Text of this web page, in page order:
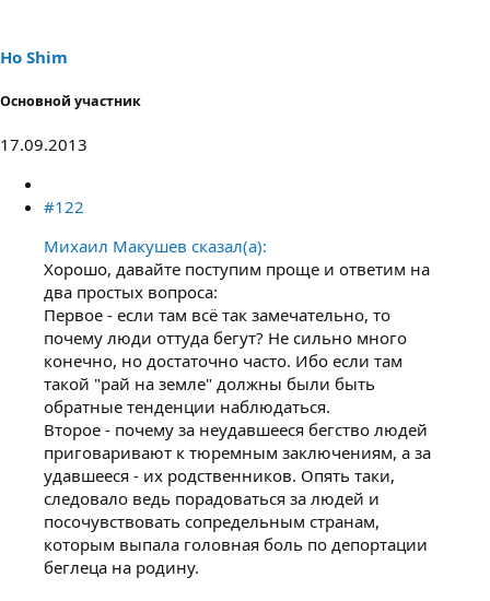
Ho Shim
Основной участник
17.09.2013
#122
Михаил Макушев сказал(а):
Хорошо, давайте поступим проще и ответим на
два простых вопроса:
Первое - если там всё так замечательно, то
почему люди оттуда бегут? Не сильно много
конечно, но достаточно часто. Ибо если там
такой "рай на земле" должны были быть
обратные тенденции наблюдаться.
Второе - почему за неудавшееся бегство людей
приговаривают к тюремным заключениям, а за
удавшееся - их родственников. Опять таки,
следовало ведь порадоваться за людей и
посочувствовать сопредельным странам,
которым выпала головная боль по депортации
беглеца на родину.